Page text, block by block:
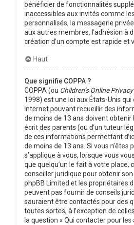
bénéficier de fonctionnalités
inaccessibles aux invités comme
personnalisés, la messagerie
aux autres membres, l’adhésion à
création d’un compte est rapide et
Haut
Que signifie COPPA ?
COPPA (ou Children’s Online
1998) est une loi aux États-Unis qui
Internet pouvant recueillir des
de moins de 13 ans doivent
écrit des parents (ou d’un tuteur
de ces informations permettant
de moins de 13 ans. Si vous n’êtes
s’applique à vous, lorsque vous
que quelqu’un le fait à votre place,
conseiller juridique pour obtenir
phpBB Limited et les propriétaires
peuvent pas fournir de conseils
sauraient être contactés pour des
toutes sortes, à l’exception de
la question « Qui contacter pour les